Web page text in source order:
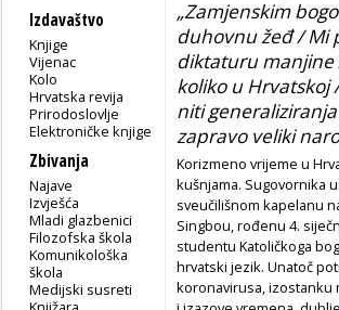
Izdavaštvo
Knjige
Vijenac
Kolo
Hrvatska revija
Prirodoslovlje
Elektroničke knjige
Zbivanja
Najave
Izvješća
Mladi glazbenici
Filozofska škola
Komunikološka
škola
Medijski susreti
„Zamjenskim
duhovnu žeđ / Mi
diktaturu manjine
koliko u
niti
zapravo veliki
Korizmeno vrijeme u
kušnjama. Sugovornika
sveučilišnom kapelanu
Singbou, rođenu 4.
studentu Katoličkoga
hrvatski jezik. Unatoč
koronavirusa, izostanku